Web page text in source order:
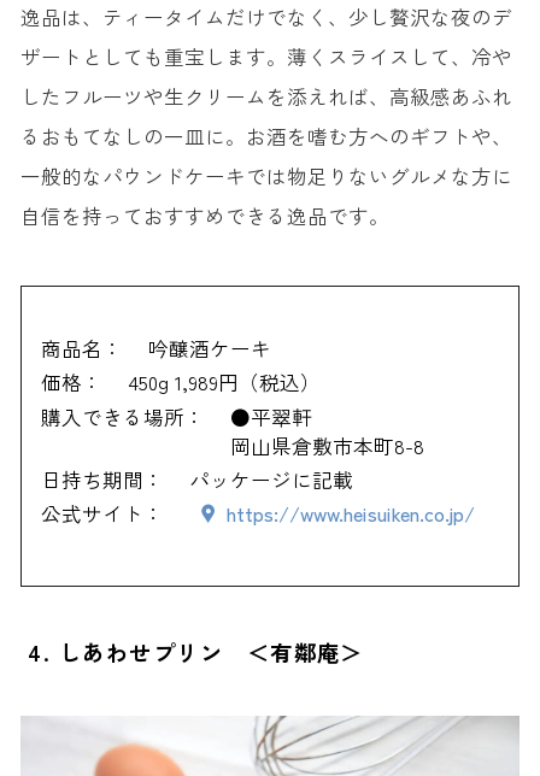
逸品は、ティータイムだけでなく、少し贅沢な夜のデ
ザートとしても重宝します。薄くスライスして、冷や
したフルーツや生クリームを添えれば、高級感あふれ
るおもてなしの一皿に。お酒を嗜む方へのギフトや、
一般的なパウンドケーキでは物足りないグルメな方に
自信を持っておすすめできる逸品です。
商品名：
吟醸酒ケーキ
価格：
450g 1,989円（税込）
購入できる場所：
●平翠軒
岡山県倉敷市本町8-8
日持ち期間：
パッケージに記載
公式サイト：
https://www.heisuiken.co.jp/
4. しあわせプリン ＜有鄰庵＞